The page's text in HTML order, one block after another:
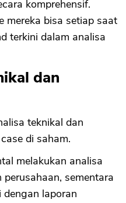
komprehensif.
mereka bisa setiap saat
terkini dalam analisa
dan
teknikal dan
di saham.
melakukan analisa
sementara
laporan